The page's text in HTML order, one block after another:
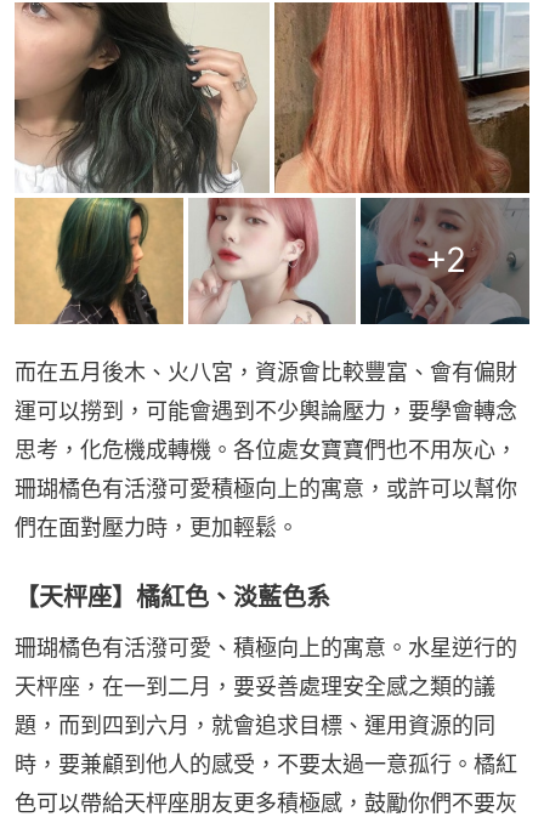
+2
而在五月後木、火八宮，資源會比較豐富、會有偏財
運可以撈到，可能會遇到不少輿論壓力，要學會轉念
思考，化危機成轉機。各位處女寶寶們也不用灰心，
珊瑚橘色有活潑可愛積極向上的寓意，或許可以幫你
們在面對壓力時，更加輕鬆。
【天枰座】橘紅色、淡藍色系
珊瑚橘色有活潑可愛、積極向上的寓意。水星逆行的
天枰座，在一到二月，要妥善處理安全感之類的議
題，而到四到六月，就會追求目標、運用資源的同
時，要兼顧到他人的感受，不要太過一意孤行。橘紅
色可以帶給天枰座朋友更多積極感，鼓勵你們不要灰